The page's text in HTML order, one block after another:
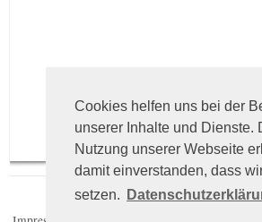
Cookies helfen uns bei der
unserer Inhalte und Dienste.
Nutzung unserer Webseite
damit einverstanden, dass
setzen.